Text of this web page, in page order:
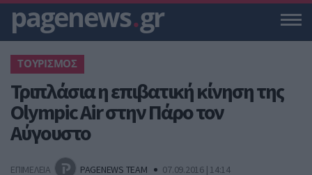
pagenews.gr
ΤΟΥΡΙΣΜΟΣ
Τριπλάσια η επιβατική κίνηση της
Olympic Air στην Πάρο τον
Αύγουστο
ΕΠΙΜΕΛΕΙΑ PAGENEWS TEAM
07.09.2016 | 14:14